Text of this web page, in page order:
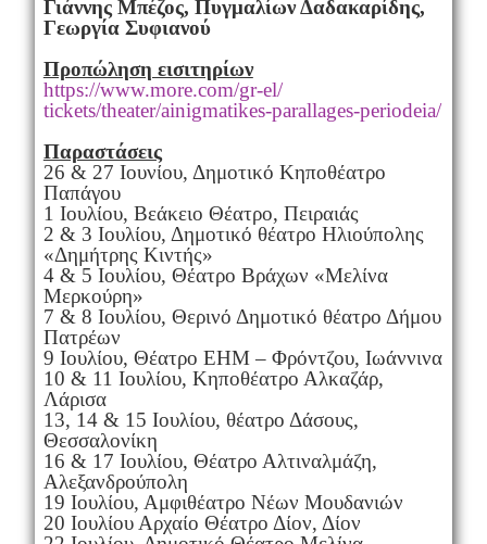
Γιάννης Μπέζος, Πυγμαλίων Δαδακαρίδης,
Γεωργία Συφιανού
Προπώληση εισιτηρίων
https://www.more.com/gr-el/
tickets/theater/ainigmatikes-parallages-periodeia/
Παραστάσεις
26 & 27 Ιουνίου, Δημοτικό Κηποθέατρο
Παπάγου
1 Ιουλίου, Βεάκειο Θέατρο, Πειραιάς
2 & 3 Ιουλίου, Δημοτικό θέατρο Ηλιούπολης
«Δημήτρης Κιντής»
4 & 5 Ιουλίου, Θέατρο Βράχων «Μελίνα
Μερκούρη»
7 & 8 Ιουλίου, Θερινό Δημοτικό θέατρο Δήμου
Πατρέων
9 Ιουλίου, Θέατρο ΕΗΜ – Φρόντζου, Ιωάννινα
10 & 11 Ιουλίου, Κηποθέατρο Αλκαζάρ,
Λάρισα
13, 14 & 15 Ιουλίου, θέατρο Δάσους,
Θεσσαλονίκη
16 & 17 Ιουλίου, Θέατρο Αλτιναλμάζη,
Αλεξανδρούπολη
19 Ιουλίου, Αμφιθέατρο Νέων Μουδανιών
20 Ιουλίου Αρχαίο Θέατρο Δίον, Δίον